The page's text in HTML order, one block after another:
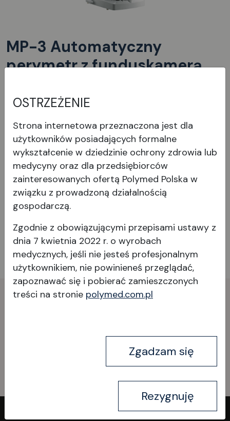
MP-3 Automatyczny
perymetr z funduskamerą
Wyświetl produkt
OSTRZEŻENIE
Strona internetowa przeznaczona jest dla
użytkowników posiadających formalne
wykształcenie w dziedzinie ochrony zdrowia lub
medycyny oraz dla przedsiębiorców
zainteresowanych ofertą Polymed Polska w
związku z prowadzoną działalnością
gospodarczą.
Zgodnie z obowiązującymi przepisami ustawy z
dnia 7 kwietnia 2022 r. o wyrobach
medycznych, jeśli nie jesteś profesjonalnym
użytkownikiem, nie powinieneś przeglądać,
zapoznawać się i pobierać zamieszczonych
treści na stronie polymed.com.pl
Zgadzam się
Rezygnuję